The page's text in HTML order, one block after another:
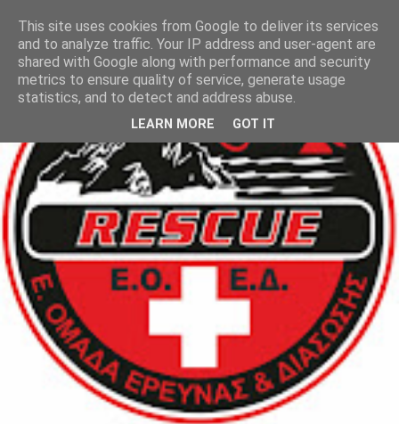
This site uses cookies from Google to deliver its services
and to analyze traffic. Your IP address and user-agent are
shared with Google along with performance and security
metrics to ensure quality of service, generate usage
statistics, and to detect and address abuse.
LEARN MORE GOT IT